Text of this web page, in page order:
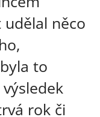
něco
to
rok či